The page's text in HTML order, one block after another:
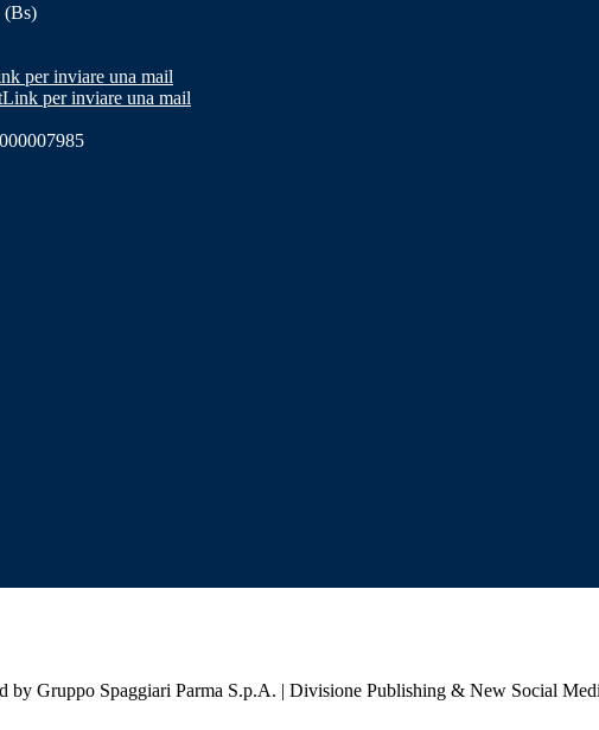
(Bs)
per inviare una mail
Link per inviare una mail
by Gruppo Spaggiari Parma S.p.A. | Divisione Publishing & New Social